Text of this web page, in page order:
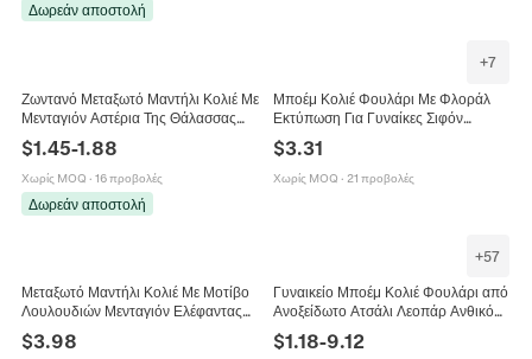
Δωρεάν αποστολή
Ζωντανό Μεταξωτό Μαντήλι Κολιέ Με
Μενταγιόν Αστέρια Της Θάλασσας
Κοσμήματα Γυναικών
$1.45-1.88
Χωρίς MOQ · 16 προβολές
Δωρεάν αποστολή
+7
Μποέμ Κολιέ Φουλάρι Με Φλοράλ
Εκτύπωση Για Γυναίκες Σιφόν
Τεχνητό Μαργαριτάρι Κόσμημα
$3.31
Χωρίς MOQ · 21 προβολές
Μεταξωτό Μαντήλι Κολιέ Με Μοτίβο
Λουλουδιών Μενταγιόν Ελέφαντας
Μακριά Αλυσίδα Με Στρας Ψεύτικα
Τεχνητά Μαργαριτάρια Γυναίκα
$3.98
+57
Γυναικείο Μποέμ Κολιέ Φουλάρι από
Ανοξείδωτο Ατσάλι Λεοπάρ Ανθικό
Φουλάρι Κορδέλα DIY Κοσμήματα
Μόδα Αξεσουάρ Λαιμού
$1.18-9.12